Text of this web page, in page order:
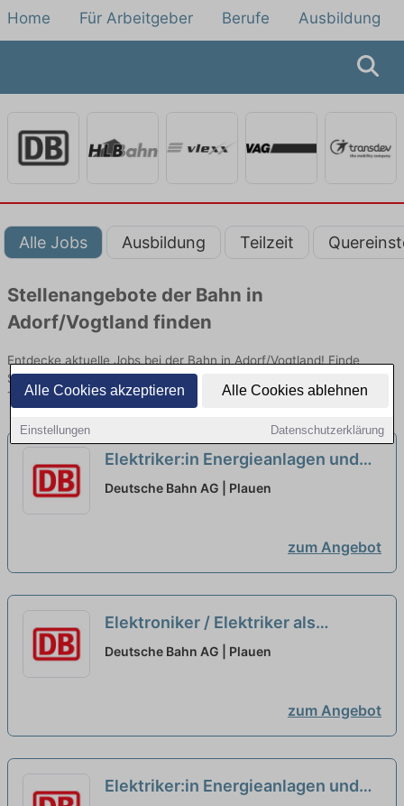
Alle Cookies akzeptieren Alle Cookies ablehnen
Einstellungen Datenschutzerklärung
Home Für Arbeitgeber Berufe Ausbildung
Alle Jobs Ausbildung Teilzeit
Stellenangebote der Bahn in
Adorf/Vogtland finden
Entdecke aktuelle Jobs bei der Bahn in Adorf/Vogtland! Finde
Stellenangebote im Schienenpersonenverkehr für Quereinsteiger,
Teilzeit oder Ausbildung.
Elektriker:in Energieanlagen und
Brennstoffzellen neu
Deutsche Bahn AG | Plauen
zum Angebot
Elektroniker / Elektriker als
Servicetechniker Alternative
Deutsche Bahn AG | Plauen
zum Angebot
Elektriker:in Energieanlagen und